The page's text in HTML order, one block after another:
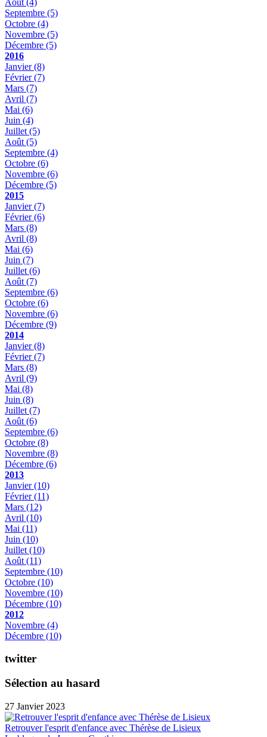
Septembre (5)
Octobre (4)
Novembre (5)
Décembre (5)
2016
Janvier(8)
Février(7)
Mars (7)
Avril (7)
Mai (6)
Juin (4)
Juillet (5)
Août (5)
Septembre (4)
Octobre (6)
Novembre (6)
Décembre (5)
2015
Janvier(7)
Février(6)
Mars (8)
Avril (8)
Mai (6)
Juin (7)
Juillet (6)
Août (7)
Septembre (6)
Octobre (6)
Novembre (6)
Décembre (9)
2014
Janvier(8)
Février(7)
Mars (8)
Avril (9)
Mai (8)
Juin (8)
Juillet (7)
Août (6)
Septembre (6)
Octobre (8)
Novembre (8)
Décembre (6)
2013
Janvier(10)
Février(11)
Mars (12)
Avril (10)
Mai (11)
Juin (10)
Juillet (10)
Août (11)
Septembre (10)
Octobre (10)
Novembre (10)
Décembre (10)
2012
Novembre (4)
Décembre (10)
twitter
Sélection au hasard
27 Janvier 2023
Retrouver l'esprit d'enfance avec Thérèse de Lisieux